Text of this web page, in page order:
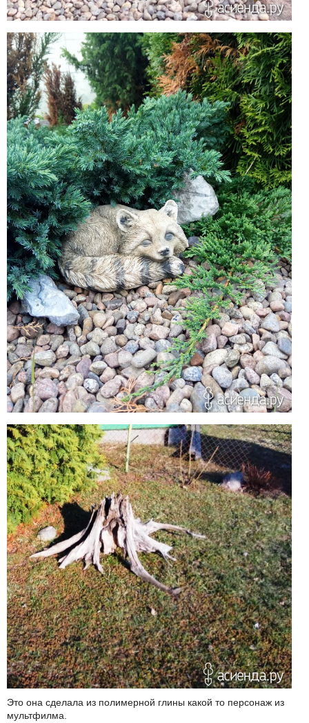
Это она сделала из полимерной глины какой то персонаж из
мультфилма.